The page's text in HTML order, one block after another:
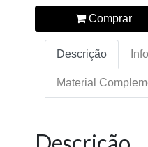
Comprar
Descrição
Material